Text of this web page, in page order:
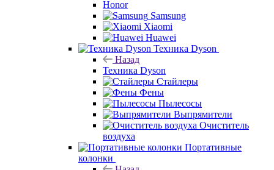
Honor
Samsung
Xiaomi
Huawei
Техника Dyson
Назад
Техника Dyson
Стайлеры
Фены
Пылесосы
Выпрямители
Очиститель
воздуха
Портативные
колонки